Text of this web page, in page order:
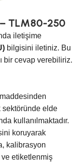
TLM80-250
iletişime
bilgisini iletiniz. Bu
bir cevap verebiliriz.
sektöründe elde
kullanılmaktadır.
koruyarak
kalibrasyon
ve etiketlenmiş